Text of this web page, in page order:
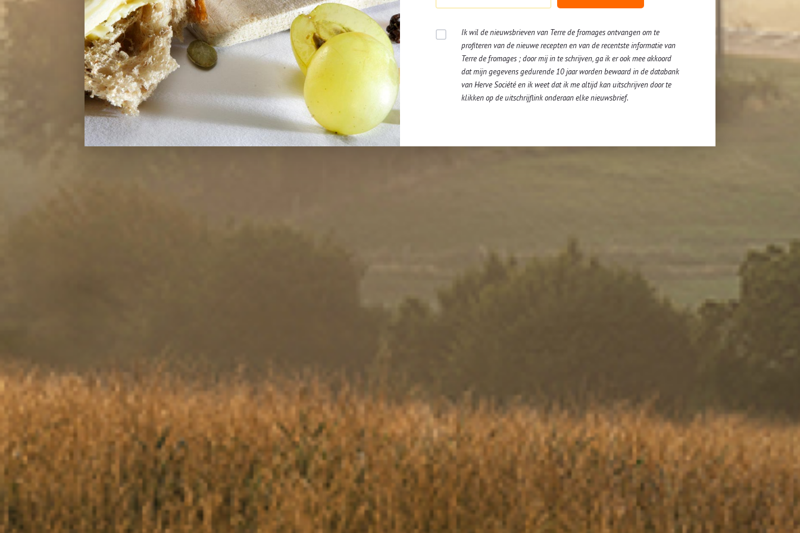
– Gebakken spekblokjes, honing en tijm
– Gehakte walnoten, Luikse stroop en rozemarijn
– Kleine truffelschilfers in olie
– Kleine blokjes van dadels en van heel zachte peer
– Porto en rozijnen
– Uienkonfijt en kleine blokjes chorizo
– Mangochutney en gehakte, geroosterde amandelen
Tip : Om een schoonmaakbeurt te vermijden in geval van overkoken, leg je best
aluminiumfolie op de ovenplaat voor je er het schaaltje opzet.
Profiteer van onze exclusieve recepten en van de recentste
informatie over uw favoriete kazen: schrijf u in op onze nieuwsbrief!
Ik wil de nieuwsbrieven van Terre de fromages ontvangen om te profiteren
van de nieuwe recepten en van de recentste informatie van Terre de
fromages ; door mij in te schrijven, ga ik er ook mee akkoord dat mijn
gegevens gedurende 10 jaar worden bewaard in de databank van Herve
Société en ik weet dat ik me altijd kan uitschrijven door te klikken op de
uitschrijflink onderaan elke nieuwsbrief.
Ik wil de nieuwsbrieven van Terre de fromages ontvangen om te
profiteren van de nieuwe recepten en van de recentste informatie van
Terre de fromages ; door mij in te schrijven, ga ik er ook mee akkoord
dat mijn gegevens gedurende 10 jaar worden bewaard in de databank
van Herve Société en ik weet dat ik me altijd kan uitschrijven door te
klikken op de uitschrijflink onderaan elke nieuwsbrief.